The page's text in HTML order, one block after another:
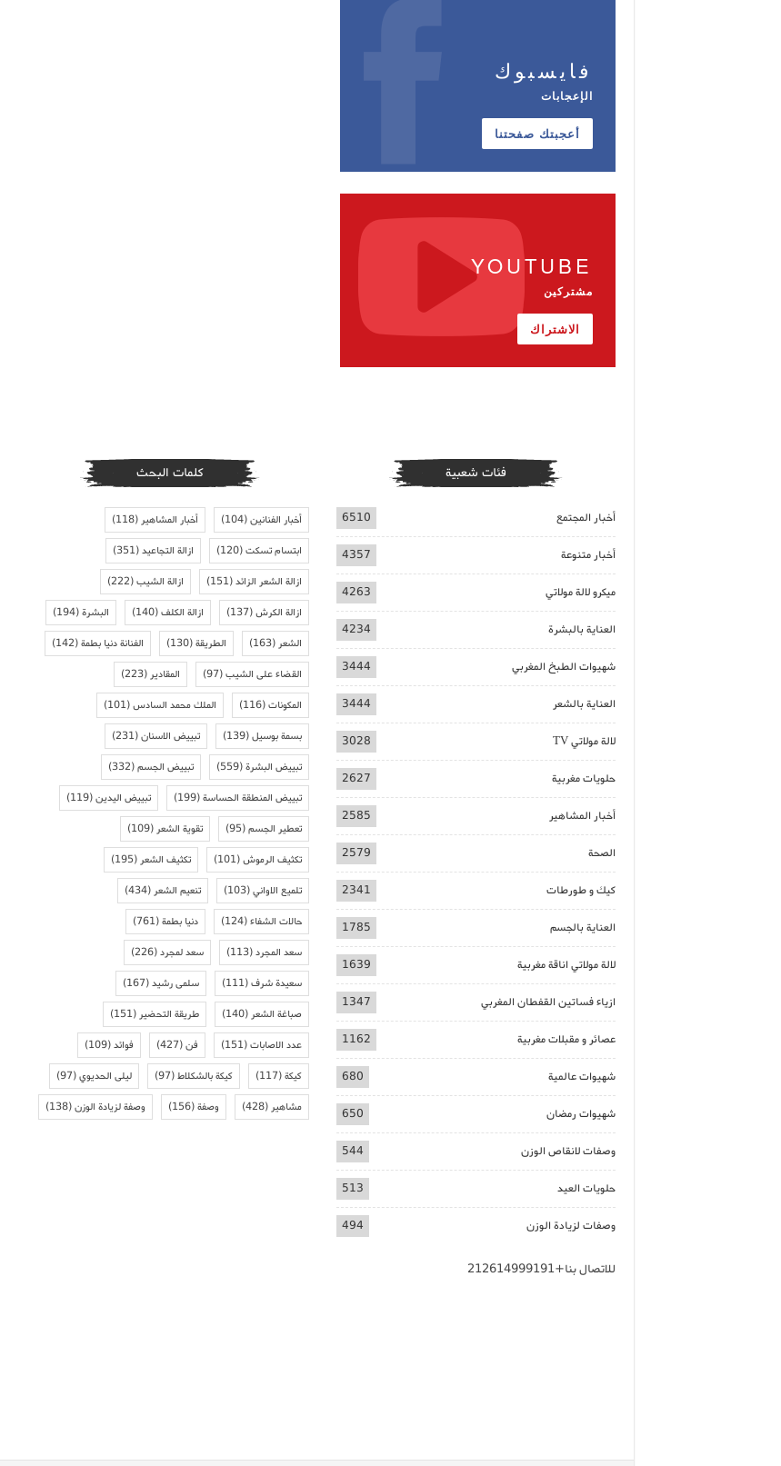
فايسبوك
الإعجابات
أعجبتك صفحتنا
YOUTUBE
مشتركين
الاشتراك
فئات شعبية
أخبار المجتمع 6510
أخبار متنوعة 4357
ميكرو لالة مولاتي 4263
العناية بالبشرة 4234
شهيوات الطبخ المغربي 3444
العناية بالشعر 3444
لالة مولاتي TV 3028
حلويات مغربية 2627
أخبار المشاهير 2585
الصحة 2579
كيك و طورطات 2341
العناية بالجسم 1785
لالة مولاتي اناقة مغربية 1639
ازياء فساتين القفطان المغربي 1347
عصائر و مقبلات مغربية 1162
شهيوات عالمية 680
شهيوات رمضان 650
وصفات لانقاص الوزن 544
حلويات العيد 513
وصفات لزيادة الوزن 494
للاتصال بنا+212614999191
كلمات البحث
أخبار الفنانين(104) أخبار المشاهير(118)
ابتسام تسكت(120) ازالة التجاعيد(351)
ازالة الشعر الزائد(151) ازالة الشيب(222)
ازالة الكرش(137) ازالة الكلف(140) البشرة(194)
الشعر(163) الطريقة(130) الفنانة دنيا بطمة(142)
القضاء على الشيب(97) المقادير(223)
المكونات(116) الملك محمد السادس(101)
بسمة بوسيل(139) تبييض الاسنان(231)
تبييض البشرة(559) تبييض الجسم(332)
تبييض المنطقة الحساسة(199) تبييض اليدين(119)
تعطير الجسم(95) تقوية الشعر(109)
تكثيف الرموش(101) تكثيف الشعر(195)
تلميع الاواني(103) تنعيم الشعر(434)
حالات الشفاء(124) دنيا بطمة(761)
سعد المجرد(113) سعد لمجرد(226)
سعيدة شرف(111) سلمى رشيد(167)
صباغة الشعر(140) طريقة التحضير(151)
عدد الاصابات(151) فن(427) فوائد(109)
كيكة(117) كيكة بالشكلاط(97) ليلى الحديوي(97)
مشاهير(428) وصفة(156) وصفة لزيادة الوزن(138)